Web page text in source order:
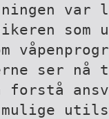
ningen var
som
ser nå